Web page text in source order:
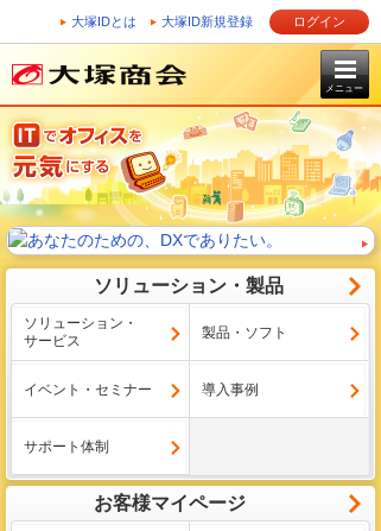
大塚IDとは 大塚ID新規登録 ログイン
メニュー
ソリューション・製品
ソリューション・
サービス
製品・ソフト
イベント・セミナー 導入事例
サポート体制
お客様マイページ